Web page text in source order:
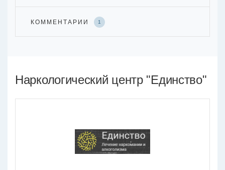
КОММЕНТАРИИ 1
Наркологический центр "Единство"